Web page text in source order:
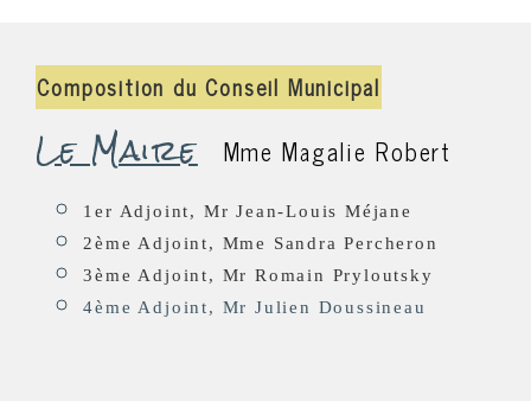
Composition du Conseil Municipal
Le Maire Mme Magalie Robert
1er Adjoint, Mr Jean-Louis Méjane
2ème Adjoint, Mme Sandra Percheron
3ème Adjoint, Mr Romain Pryloutsky
4ème Adjoint, Mr Julien Doussineau